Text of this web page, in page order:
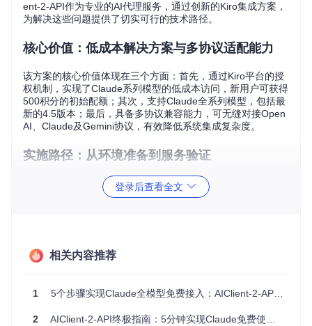
ent-2-API作为专业的AI代理服务，通过创新的Kiro集成方案，
为解决这些问题提供了切实可行的技术路径。
核心价值：低成本解决方案与多协议适配能力
该方案的核心价值体现在三个方面：首先，通过Kiro平台的授
权机制，实现了Claude系列模型的低成本访问，新用户可获得
500积分的初始配额；其次，支持Claude全系列模型，包括最
新的4.5版本；最后，具备多协议兼容能力，可无缝对接Open
AI、Claude及Gemini协议，有效降低系统集成复杂度。
实施路径：从环境准备到服务验证
环境准备与项目获取
根据操作系统选择对应启动方式：
Windows系统：双击运行install-and-run.bat
服务启动后，通过浏览器访问http://localhost:3000进入
登录后查看全文
相关内容推荐
1 5个步骤实现Claude全模型免费接入：AIClient-2-API技术赋能指南
2 AIClient-2-API终极指南：5分钟实现Claude免费使用的完整教程